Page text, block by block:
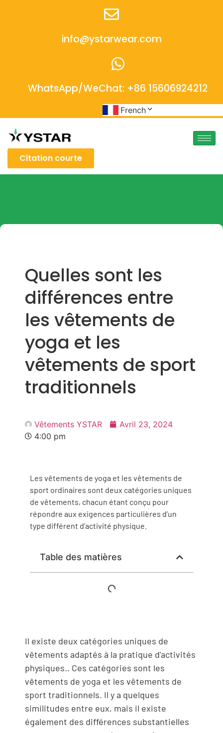
info@ystarwear.com
WhatsApp/WeChat: +86 15606924212
French
Citation courte
Quelles sont les
différences entre
les vêtements de
yoga et les
vêtements de sport
traditionnels
Vêtements YSTAR
Avril 23, 2024
4:00 pm
Les vêtements de yoga et les vêtements de
sport ordinaires sont deux catégories uniques
de vêtements, chacun étant conçu pour
répondre aux exigences particulières d’un
type différent d’activité physique.
Table des matières
Il existe deux catégories uniques de
vêtements adaptés à la pratique d'activités
physiques.. Ces catégories sont les
vêtements de yoga et les vêtements de
sport traditionnels. Il y a quelques
similitudes entre eux, mais il existe
également des différences substantielles